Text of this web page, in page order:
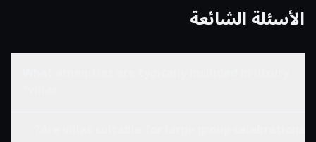
الأسئلة الشائعة